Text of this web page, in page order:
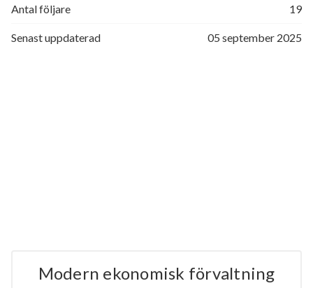
Antal följare 19
Senast uppdaterad 05 september 2025
Modern ekonomisk förvaltning